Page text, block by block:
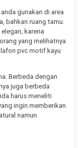
gunakan di area
bahkan ruang tamu.
karena
yang melihatnya
pvc motif kayu
Berbeda dengan
juga berbeda
harus meneliti
ingin memberikan
namun